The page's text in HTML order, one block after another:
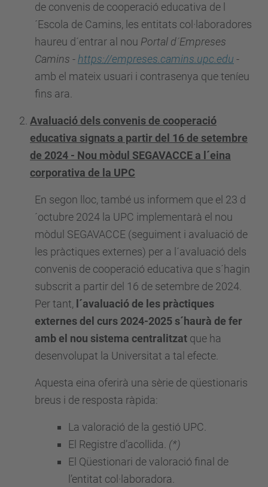
de convenis de cooperació educativa de l
´Escola de Camins, les entitats col·laboradores
haureu d´entrar al nou Portal d´Empreses
Camins -https://empreses.camins.upc.edu -
amb el mateix usuari i contrasenya que teníeu
fins ara.
Avaluació dels convenis de cooperació
educativa signats a partir del 16 de setembre
de 2024 - Nou mòdul SEGAVACCE a l´eina
corporativa de la UPC
En segon lloc, també us informem que el 23 d
´octubre 2024 la UPC implementarà el nou
mòdul SEGAVACCE (seguiment i avaluació de
les pràctiques externes) per a l´avaluació dels
convenis de cooperació educativa que s´hagin
subscrit a partir del 16 de setembre de 2024.
Per tant, l´avaluació de les pràctiques
externes del curs 2024-2025 s´haurà de fer
amb el nou sistema centralitzat que ha
desenvolupat la Universitat a tal efecte.
Aquesta eina oferirà una sèrie de qüestionaris
breus i de resposta ràpida:
La valoració de la gestió UPC.
El Registre d’acollida. (*)
El Qüestionari de valoració final de
l’entitat col·laboradora.